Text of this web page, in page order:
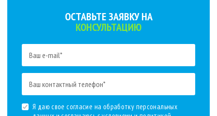
ОСТАВЬТЕ ЗАЯВКУ НА
КОНСУЛЬТАЦИЮ
Я даю свое согласие на обработку персональных